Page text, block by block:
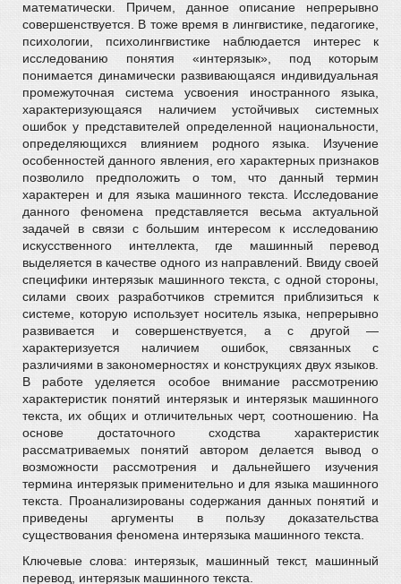
математически. Причем, данное описание непрерывно
совершенствуется. В тоже время в лингвистике, педагогике,
психологии, психолингвистике наблюдается интерес к
исследованию понятия «интерязык», под которым
понимается динамически развивающаяся индивидуальная
промежуточная система усвоения иностранного языка,
характеризующаяся наличием устойчивых системных
ошибок у представителей определенной национальности,
определяющихся влиянием родного языка. Изучение
особенностей данного явления, его характерных признаков
позволило предположить о том, что данный термин
характерен и для языка машинного текста. Исследование
данного феномена представляется весьма актуальной
задачей в связи с большим интересом к исследованию
искусственного интеллекта, где машинный перевод
выделяется в качестве одного из направлений. Ввиду своей
специфики интерязык машинного текста, с одной стороны,
силами своих разработчиков стремится приблизиться к
системе, которую использует носитель языка, непрерывно
развивается и совершенствуется, а с другой —
характеризуется наличием ошибок, связанных с
различиями в закономерностях и конструкциях двух языков.
В работе уделяется особое внимание рассмотрению
характеристик понятий интерязык и интерязык машинного
текста, их общих и отличительных черт, соотношению. На
основе достаточного сходства характеристик
рассматриваемых понятий автором делается вывод о
возможности рассмотрения и дальнейшего изучения
термина интерязык применительно и для языка машинного
текста. Проанализированы содержания данных понятий и
приведены аргументы в пользу доказательства
существования феномена интерязыка машинного текста.
Ключевые слова: интерязык, машинный текст, машинный
перевод, интерязык машинного текста.